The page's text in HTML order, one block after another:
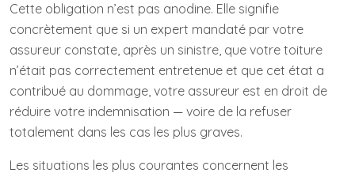
Cette obligation n’est pas anodine. Elle signifie
concrètement que si un expert mandaté par votre
assureur constate, après un sinistre, que votre toiture
n’était pas correctement entretenue et que cet état a
contribué au dommage, votre assureur est en droit de
réduire votre indemnisation — voire de la refuser
totalement dans les cas les plus graves.
Les situations les plus courantes concernent les